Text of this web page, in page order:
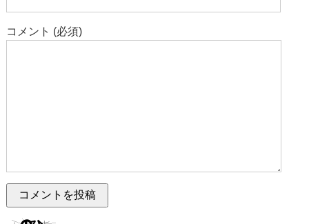
コメント (必須)